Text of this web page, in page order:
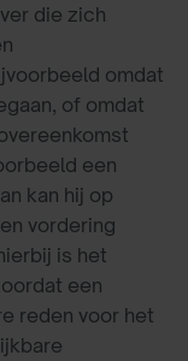
die zich
omdat
of omdat
een
kan hij op
vordering
is het
een
reden voor het